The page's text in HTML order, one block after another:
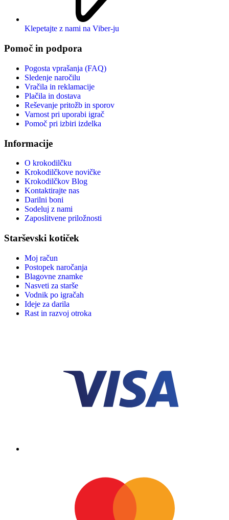
Klepetajte z nami na Viber-ju
Pomoč in podpora
Pogosta vprašanja (FAQ)
Sledenje naročilu
Vračila in reklamacije
Plačila in dostava
Reševanje pritožb in sporov
Varnost pri uporabi igrač
Pomoč pri izbiri izdelka
Informacije
O krokodilčku
Krokodilčkove novičke
Krokodilčkov Blog
Kontaktirajte nas
Darilni boni
Sodeluj z nami
Zaposlitvene priložnosti
Starševski kotiček
Moj račun
Postopek naročanja
Blagovne znamke
Nasveti za starše
Vodnik po igračah
Ideje za darila
Rast in razvoj otroka